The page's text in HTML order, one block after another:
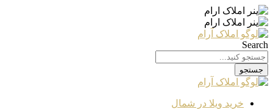
Search
جستجو
خرید ویلا در شمال